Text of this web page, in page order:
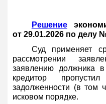
Решение
от 29.01.2026 по делу
Суд применяет
рассмотрении
заявлению должника
кредитор
задолженности (в том
исковом порядке.